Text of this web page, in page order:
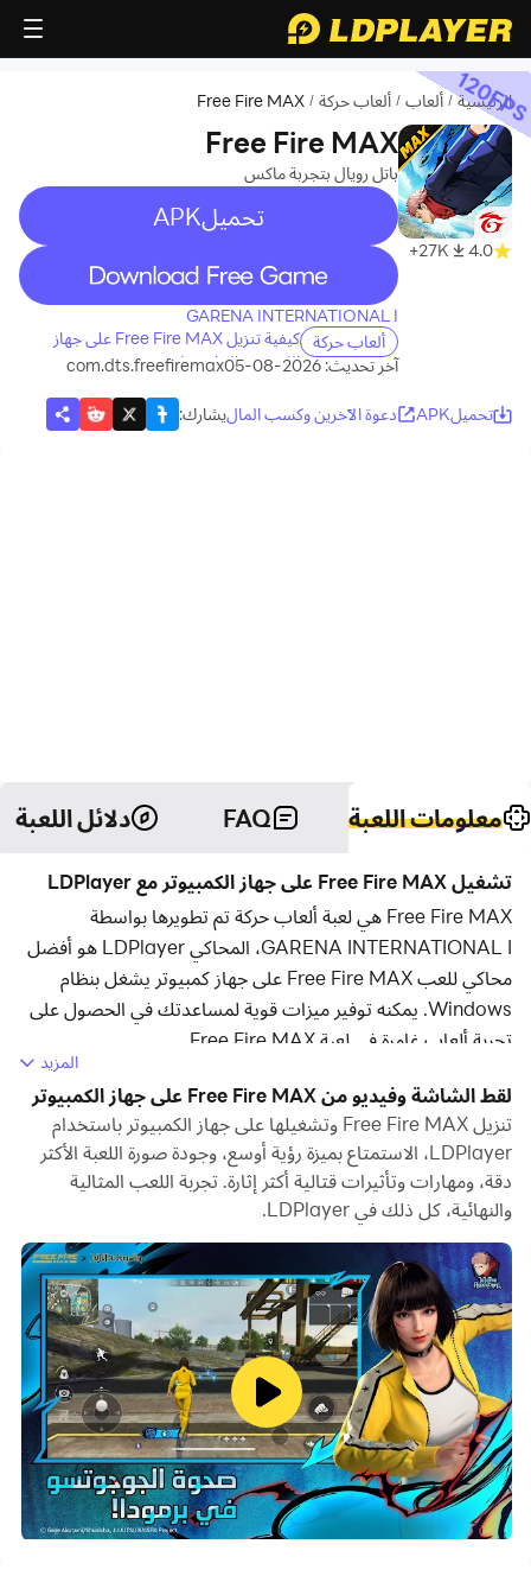
الرئيسية / ألعاب / ألعاب حركة /
Free Fire MAX
4.0
27K+
Free Fire MAX
باتل رويال بتجربة ماكس
recommendتحميلAPK
recommend
GARENA INTERNATIONAL I
ألعاب حركة
كيفية تنزيل Free Fire MAX على جهاز
الكمبيوتر الخاص بك
آخر تحديث: 2026-08-05 com.dts.freefiremax
تحميلAPK دعوة الآخرين وكسب الماليشارك:
120
معلومات اللعبة FAQ دلائل اللعبة
تشغيل Free Fire MAX على جهاز الكمبيوتر مع LDPlayer
Free Fire MAX هي لعبة ألعاب حركة تم تطويرها بواسطة
GARENA INTERNATIONAL I، المحاكي LDPlayer هو أفضل
محاكي للعب Free Fire MAX على جهاز كمبيوتر يشغل بنظام
Windows. يمكنه توفير ميزات قوية لمساعدتك في الحصول على
تجربة ألعاب غامرة في لعبة Free Fire MAX.
عند تشغيل Free Fire MAX على جهاز الكمبيوتر الخاص بك،
يمكنك ضبط إعدادات FPS والاستمتاع بتجربة لعب سلسة
ورسومات اللعبة الرائعة.
يوفر LDPlayer أيضًا تخطيط مفاتيح مسبقة الإعداد لزيادة راحتك
في التحكم في تشغيل اللعبة بأكملها. يزيد التحسين المستمر
لخاصية تخطيط لوحة المفاتيح من حساسية المفاتيح ودقة إطلاق
المهارات. من أجل تحسين تجربة اللعب الخاصة بك ، يقوم
LDPlayer أيضًا بتهيئة أزرار خاصة لك، مثل أزرار التصويب
والتصوير وأزرارالفأرة المخفية وأزرار الضرب المستمر وإلخ.
إذا كنت ترغب في ممارسة الألعاب باستخدام GamePad،
يساعدك اكتشاف Gamepad الممكن تلقائيًا على تخصيص
عناصر التحكم ببضع نقرات بسيطة لتحريك أبطالك بحرية. ابدأ بتنزيل
Free Fire MAX وتشغيلها على جهاز الكمبيوتر الخاص بك الآن!
تبدأ احتفالات الذكرى السنوية التاسعة!
المزيد
لقط الشاشة وفيديو من Free Fire MAX على جهاز الكمبيوتر
تنزيل Free Fire MAX وتشغيلها على جهاز الكمبيوتر باستخدام
LDPlayer، الاستمتاع بميزة رؤية أوسع، وجودة صورة اللعبة الأكثر
دقة، ومهارات وتأثيرات قتالية أكثر إثارة. تجربة اللعب المثالية
والنهائية، كل ذلك في LDPlayer.